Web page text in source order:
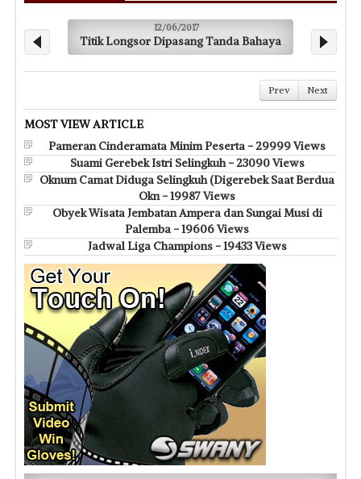
12/06/2017
Titik Longsor Dipasang Tanda Bahaya
Prev Next
MOST VIEW ARTICLE
Pameran Cinderamata Minim Peserta - 29999 Views
Suami Gerebek Istri Selingkuh - 23090 Views
Oknum Camat Diduga Selingkuh (Digerebek Saat Berdua
Okn - 19987 Views
Obyek Wisata Jembatan Ampera dan Sungai Musi di
Palemba - 19606 Views
Jadwal Liga Champions - 19433 Views